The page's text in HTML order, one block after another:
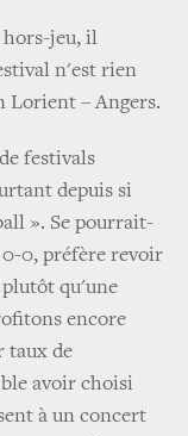
hors-jeu, il
n'est rien
Lorient – Angers.
festivals
depuis si
». Se pourrait-
0, préfère revoir
qu'une
encore
taux de
avoir choisi
à un concert